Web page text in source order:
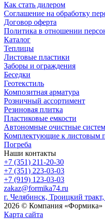
Как стать дилером
Соглашение на обработку
Договор оферта
Политика в отношении
Каталог
Теплицы
Листовые пластики
Заборы и ограждения
Беседки
Геотекстиль
Композитная арматура
Розничный ассортимент
Резиновая плитка
Пластиковые емкости
Автономные очистные
Комплектующие к листовым
Погреба
Наши контакты
+7 (351) 211-20-30
+7 (351) 223-03-03
+7 (919) 123-03-03
zakaz@formika74.ru
г. Челябинск, Троицкий
2026 © Компания «Формика»
Карта сайта